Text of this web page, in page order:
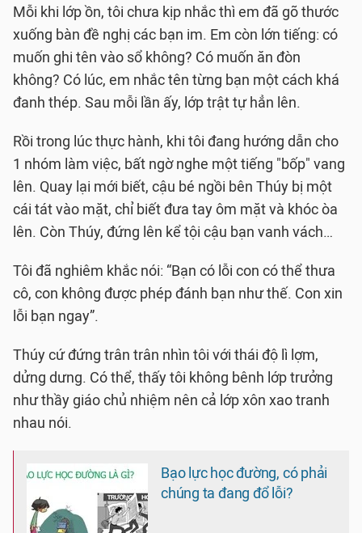
Mỗi khi lớp ồn, tôi chưa kịp nhắc thì em đã gõ thước
xuống bàn đề nghị các bạn im. Em còn lớn tiếng: có
muốn ghi tên vào sổ không? Có muốn ăn đòn
không? Có lúc, em nhắc tên từng bạn một cách khá
đanh thép. Sau mỗi lần ấy, lớp trật tự hẳn lên.
Rồi trong lúc thực hành, khi tôi đang hướng dẫn cho
1 nhóm làm việc, bất ngờ nghe một tiếng "bốp" vang
lên. Quay lại mới biết, cậu bé ngồi bên Thúy bị một
cái tát vào mặt, chỉ biết đưa tay ôm mặt và khóc òa
lên. Còn Thúy, đứng lên kể tội cậu bạn vanh vách…
Tôi đã nghiêm khắc nói: “Bạn có lỗi con có thể thưa
cô, con không được phép đánh bạn như thế. Con xin
lỗi bạn ngay”.
Thúy cứ đứng trân trân nhìn tôi với thái độ lì lợm,
dửng dưng. Có thể, thấy tôi không bênh lớp trưởng
như thầy giáo chủ nhiệm nên cả lớp xôn xao tranh
nhau nói.
Bạo lực học đường, có phải
chúng ta đang đổ lỗi?